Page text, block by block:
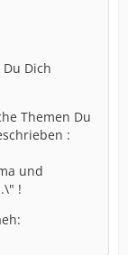
Dich
Themen Du
:
und
!